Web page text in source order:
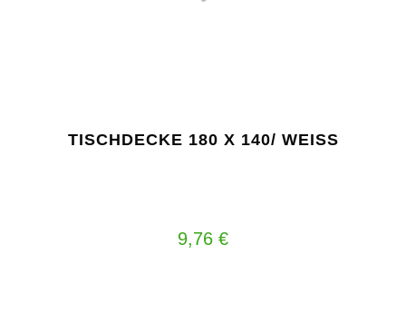
TISCHDECKE 180 X 140/ WEISS
9,76 €